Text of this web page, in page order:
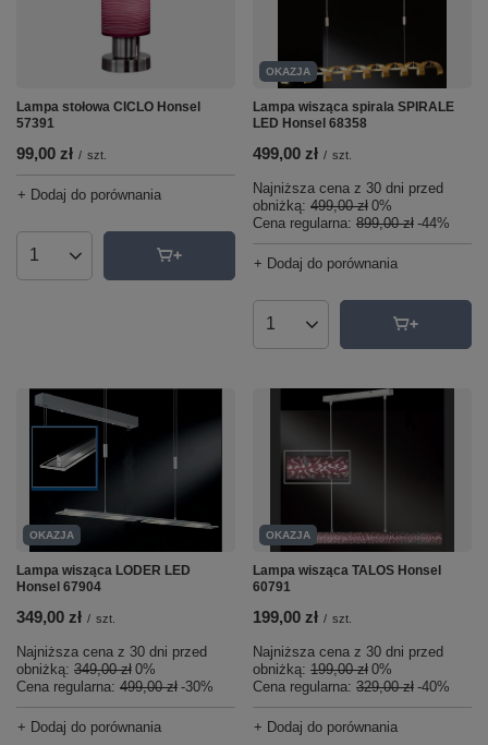
Lampa stołowa CICLO Honsel
57391
99,00 zł / szt.
+ Dodaj do porównania
Ilość produktów
OKAZJA
Lampa wisząca spirala SPIRALE
LED Honsel 68358
499,00 zł / szt.
Najniższa cena z 30 dni przed
obniżką: 499,00 zł 0%
Cena regularna: 899,00 zł -44%
+ Dodaj do porównania
Ilość produktów
OKAZJA
Lampa wisząca LODER LED
Honsel 67904
349,00 zł / szt.
Najniższa cena z 30 dni przed
obniżką: 349,00 zł 0%
Cena regularna: 499,00 zł -30%
+ Dodaj do porównania
OKAZJA
Lampa wisząca TALOS Honsel
60791
199,00 zł / szt.
Najniższa cena z 30 dni przed
obniżką: 199,00 zł 0%
Cena regularna: 329,00 zł -40%
+ Dodaj do porównania